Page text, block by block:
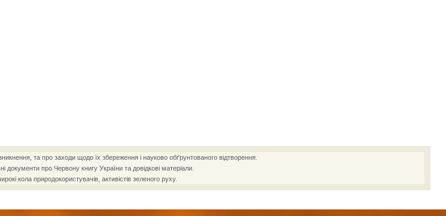
та про заходи щодо їх збереження і науково обґрунтованого відтворення.
про Червону книгу України та довідкові матеріали.
кола природокористувачів, активістів зеленого руху.